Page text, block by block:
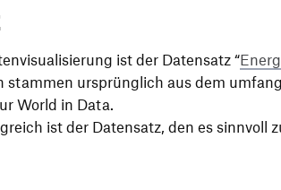
ist der Datensatz “
stammen ursprünglich aus dem
World in Data.
ist der Datensatz, den es sinnvoll